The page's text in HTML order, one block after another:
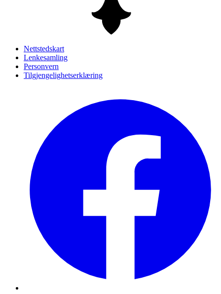
Nettstedskart
Lenkesamling
Personvern
Tilgjengelighetserklæring